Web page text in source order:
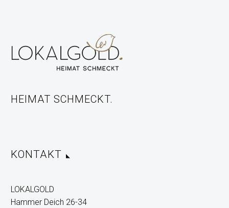
HEIMAT SCHMECKT.
KONTAKT
LOKALGOLD
Hammer Deich 26-34